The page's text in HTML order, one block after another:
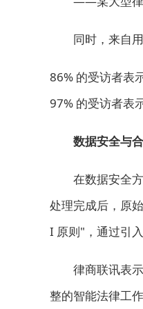
同时，来自
86% 的受访者表
97% 的受访者表
数据安全与
在数据安全
处理完成后，原
I 原则"，通过引
律商联讯表
整的智能法律工